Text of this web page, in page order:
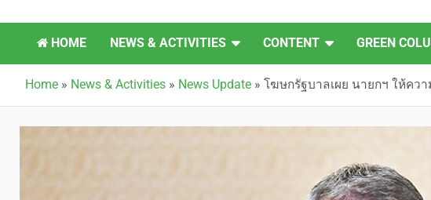
Green Network
HOME NEWS & ACTIVITIES CONTENT GREEN
Home » News & Activities » News Update » โฆษกรัฐบาลเผย นายกฯ ให้คว